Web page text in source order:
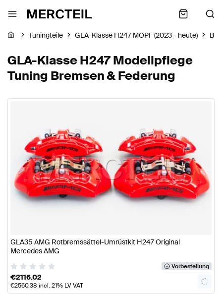
Tuningteile GLA-Klasse H247 MOPF (2023 - heute)
GLA-Klasse H247 Modellpflege
Tuning Bremsen & Federung
GLA35 AMG Rotbremssättel-Umrüstkit H247 Original
Mercedes AMG
Vorbestellung
€2116.02
€2560.38 incl. 21% LV VAT